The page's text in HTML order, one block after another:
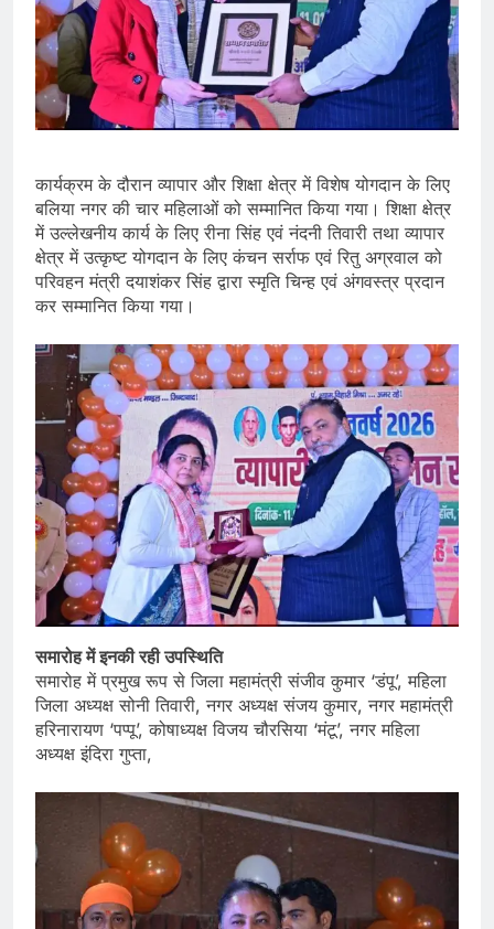
कार्यक्रम के दौरान व्यापार और शिक्षा क्षेत्र में विशेष योगदान के लिए
बलिया नगर की चार महिलाओं को सम्मानित किया गया। शिक्षा क्षेत्र
में उल्लेखनीय कार्य के लिए रीना सिंह एवं नंदनी तिवारी तथा व्यापार
क्षेत्र में उत्कृष्ट योगदान के लिए कंचन सर्राफ एवं रितु अग्रवाल को
परिवहन मंत्री दयाशंकर सिंह द्वारा स्मृति चिन्ह एवं अंगवस्त्र प्रदान
कर सम्मानित किया गया।
समारोह में इनकी रही उपस्थिति
समारोह में प्रमुख रूप से जिला महामंत्री संजीव कुमार ‘डंपू’, महिला
जिला अध्यक्ष सोनी तिवारी, नगर अध्यक्ष संजय कुमार, नगर महामंत्री
हरिनारायण ‘पप्पू’, कोषाध्यक्ष विजय चौरसिया ‘मंटू’, नगर महिला
अध्यक्ष इंदिरा गुप्ता,